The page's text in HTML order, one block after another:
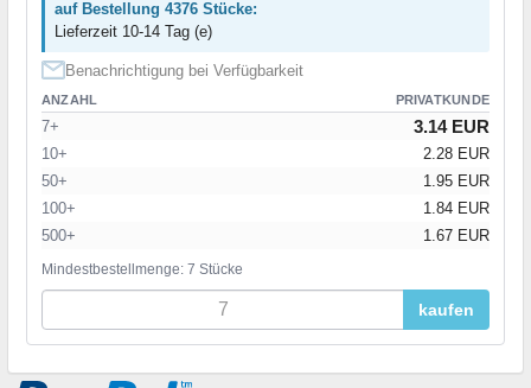
auf Bestellung 4376 Stücke:
Lieferzeit 10-14 Tag (e)
Benachrichtigung bei Verfügbarkeit
ANZAHL PRIVATKUNDE
7+ 3.14 EUR
10+
2.28 EUR
50+
1.95 EUR
100+
1.84 EUR
500+
1.67 EUR
Mindestbestellmenge: 7 Stücke
kaufen